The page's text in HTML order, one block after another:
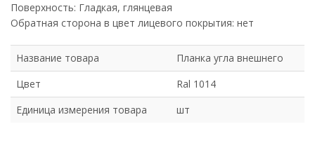
Поверхность: Гладкая, глянцевая
Обратная сторона в цвет лицевого покрытия: нет
Название товара
Планка угла внешнего
Цвет
Ral 1014
Единица измерения товара
шт